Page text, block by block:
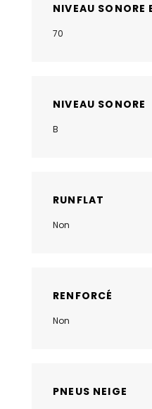
NIVEAU SONORE
70
NIVEAU SONORE
B
RUNFLAT
Non
RENFORCÉ
Non
PNEUS NEIGE